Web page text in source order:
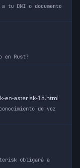
a tu DNI o documento
Rust?
en-asterisk-18.html
de voz
obligará a